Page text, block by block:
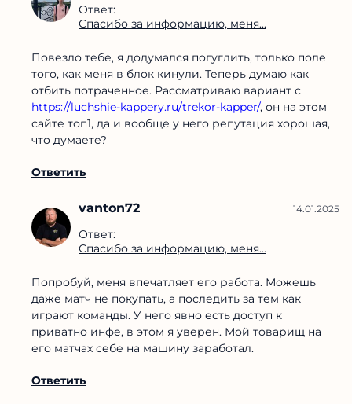
Ответ:
Спасибо за информацию, меня...
Повезло тебе, я додумался погуглить, только поле
того, как меня в блок кинули. Теперь думаю как
отбить потраченное. Рассматриваю вариант с
https://luchshie-kappery.ru/trekor-kapper/, он на этом
сайте топ1, да и вообще у него репутация хорошая,
что думаете?
Ответить
vanton72
Ответ:
Спасибо за информацию, меня...
14.01.2025
Попробуй, меня впечатляет его работа. Можешь
даже матч не покупать, а последить за тем как
играют команды. У него явно есть доступ к
приватно инфе, в этом я уверен. Мой товарищ на
его матчах себе на машину заработал.
Ответить